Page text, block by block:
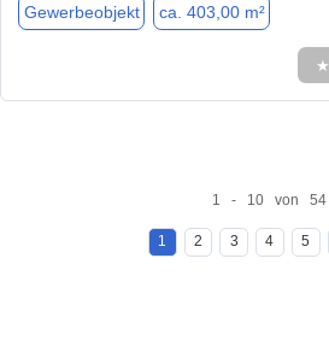
Gewerbeobjekt ca. 403,00 m²
★
1 - 10 von 54
1 2 3 4 5